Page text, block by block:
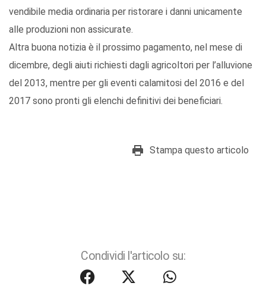
vendibile media ordinaria per ristorare i danni unicamente
alle produzioni non assicurate.
Altra buona notizia è il prossimo pagamento, nel mese di
dicembre, degli aiuti richiesti dagli agricoltori per l’alluvione
del 2013, mentre per gli eventi calamitosi del 2016 e del
2017 sono pronti gli elenchi definitivi dei beneficiari.
Stampa questo articolo
Condividi l'articolo su: